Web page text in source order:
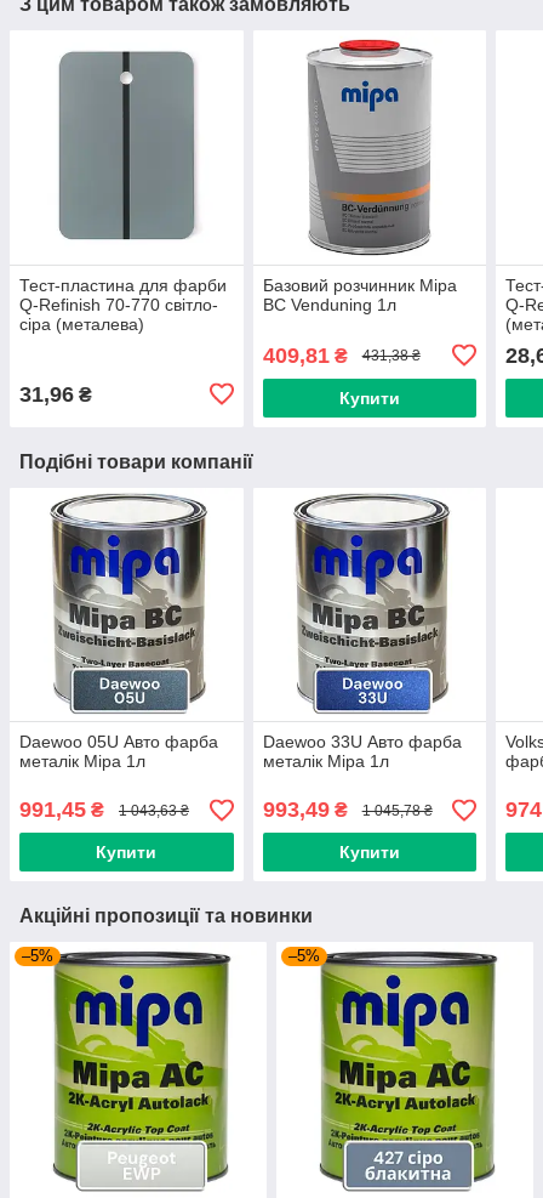
З цим товаром також замовляють
Тест-пластина для фарби
Q-Refinish 70-770 світло-
сіра (металева)
31,96 ₴
Базовий розчинник Mipa
BC Venduning 1л
409,81₴ 431,38 ₴
Купити
Q-
Подібні товари компанії
Daewoo 05U Авто фарба
металік Mipa 1л
991,45 ₴ 1 043,63 ₴
Купити
Daewoo 33U Авто фарба
металік Mipa 1л
993,49₴ 1 045,78 ₴
Купити
974
Акційні пропозиції та новинки
–5% –5%